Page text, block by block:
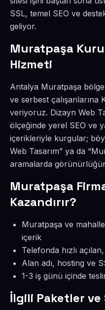
SSL, temel SEO ve
geliyor.
Muratpaşa
Hizmeti
Antalya Muratpaşa
ve serbest çalışanlarına
veriyoruz. Dizayn Web
ölçeğinde yerel SEO ve
içerikleriyle kurgular;
Web Tasarım” ya da
aramalarda
Muratpaşa
Kazandırır?
Muratpaşa ve
içerik
Telefonda hızlı
Alan adı, hosting ve
1-3 iş günü içinde
İlgili Paketler